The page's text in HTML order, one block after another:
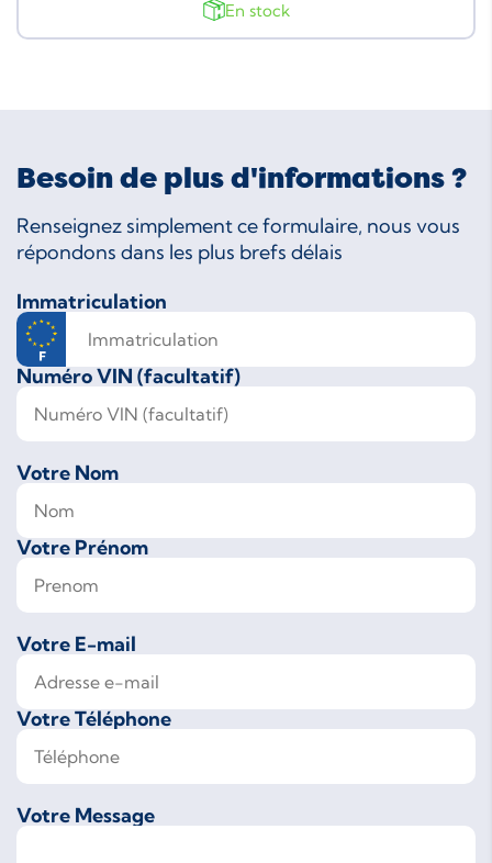
En stock
Besoin de plus d'informations ?
Renseignez simplement ce formulaire, nous vous
répondons dans les plus brefs délais
Immatriculation
Numéro VIN (facultatif)
Votre Nom
Votre Prénom
Votre E-mail
Votre Téléphone
Votre Message